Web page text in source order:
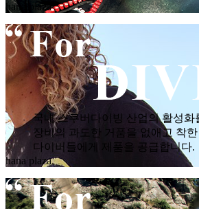
hana plaza
국내 스쿠버다이빙 산업의 활성화
장비의 과도한 거품을 없애고 착
다이버들에게 제품을 공급합니다.
hana plaza